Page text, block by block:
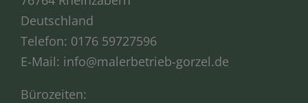
Deutschland
Telefon: 0176 59727596
E-Mail: info@malerbetrieb-gorzel.de
Bürozeiten: